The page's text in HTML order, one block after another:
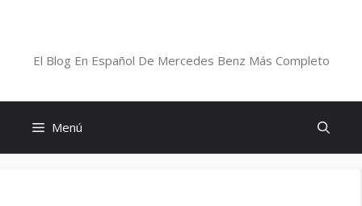
El Blog En Español De Mercedes Benz Más Completo
Menú